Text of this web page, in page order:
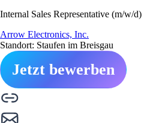
Internal Sales Representative (m/w/d)
Arrow Electronics, Inc.
Standort: Staufen im Breisgau
Jetzt bewerben